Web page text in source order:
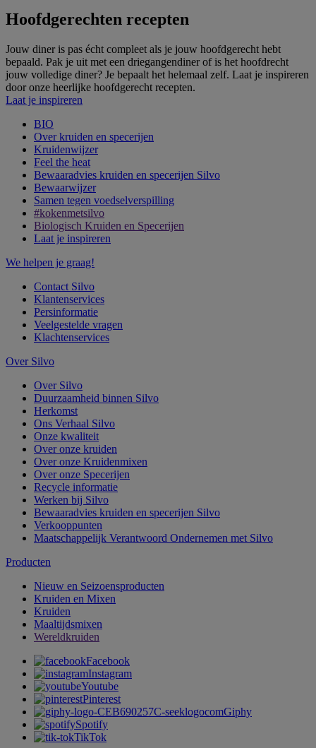
Hoofdgerechten recepten
Jouw diner is pas écht compleet als je jouw hoofdgerecht hebt
bepaald. Pak je uit met een driegangendiner of is het hoofdrecht
jouw volledige diner? Je bepaalt het helemaal zelf. Laat je inspireren
door onze heerlijke hoofdgerecht recepten.
Laat je inspireren
BIO
Over kruiden en specerijen
Kruidenwijzer
Feel the heat
Bewaaradvies kruiden en specerijen Silvo
Bewaarwijzer
Samen tegen voedselverspilling
#kokenmetsilvo
Biologisch Kruiden en Specerijen
Laat je inspireren
We helpen je graag!
Contact Silvo
Klantenservices
Persinformatie
Veelgestelde vragen
Klachtenservices
Over Silvo
Over Silvo
Duurzaamheid binnen Silvo
Herkomst
Ons Verhaal Silvo
Onze kwaliteit
Over onze kruiden
Over onze Kruidenmixen
Over onze Specerijen
Recycle informatie
Werken bij Silvo
Bewaaradvies kruiden en specerijen Silvo
Verkooppunten
Maatschappelijk Verantwoord Ondernemen met Silvo
Producten
Nieuw en Seizoensproducten
Kruiden en Mixen
Kruiden
Maaltijdsmixen
Wereldkruiden
Facebook
Instagram
Youtube
Pinterest
Giphy
Spotify
TikTok